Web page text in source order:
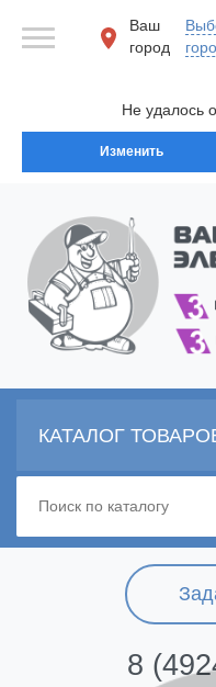
Не удалось
Изменить
Ваш
город
8
КАТАЛОГ